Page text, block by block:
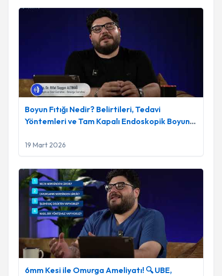
Boyun Fıtığı Nedir? Belirtileri, Tedavi Yöntemleri ve Tam
Boyun Fıtığı Nedir? Belirtileri, Tedavi
Yöntemleri ve Tam Kapalı Endoskopik Boyun
19 Mart 2026
6mm Kesi ile Omurga Ameliyatı! 🔍 UBE, Transforaminal
6mm Kesi ile Omurga Ameliyatı! 🔍 UBE,